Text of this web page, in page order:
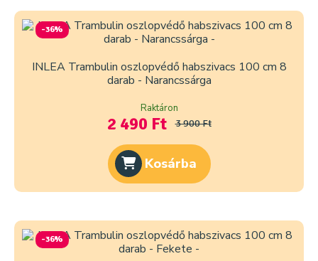
-36%
INLEA Trambulin oszlopvédő habszivacs 100 cm 8
darab - Narancssárga
Raktáron
2 490 Ft 3 900 Ft
Kosárba
-36%